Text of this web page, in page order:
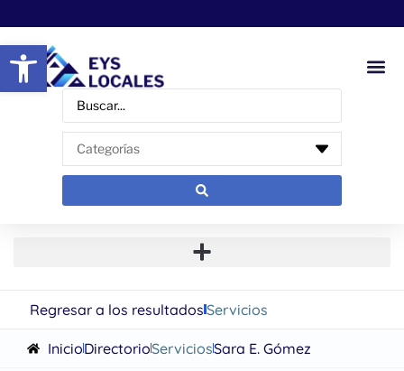
Abrir barra de herramientas
Regresar a los resultadosServicios
InicioDirectorioServiciosSara E. Gómez